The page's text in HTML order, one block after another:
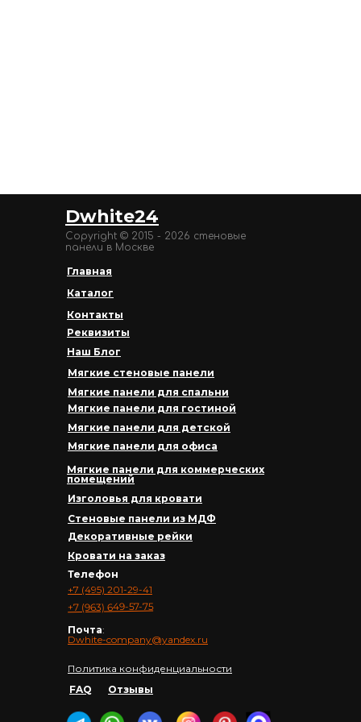
+7 (495) 201-29-41
+7 (963) 649-57-75
Почта:
Dwhite-company@yandex.ru
Политика конфиденциальности
Телефон
FAQ
Мягкие панели для коммерческих
помещений
Изголовья для кровати
Стеновые панели из МДФ
Декоративные рейки
Кровати на заказ
Мягкие стеновые панели
Мягкие панели для гостиной
Мягкие панели для детской
Мягкие панели для офиса
Мягкие панели для спальни
Главная
Каталог
Контакты
Реквизиты
Наш Блог
Отзывы
Copyright © 2015 - 2026 стеновые
панели в Москве
Dwhite24